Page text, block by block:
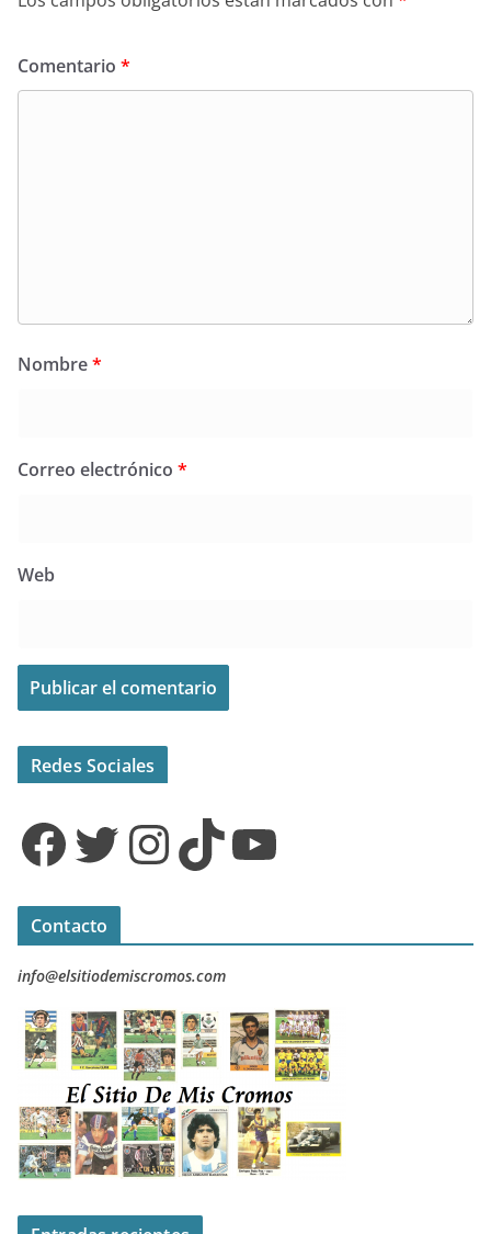
Comentario *
Nombre*
Correo electrónico *
Web
Redes Sociales
Facebook Twitter InstagramTikTok YouTube
Contacto
info@elsitiodemiscromos.com